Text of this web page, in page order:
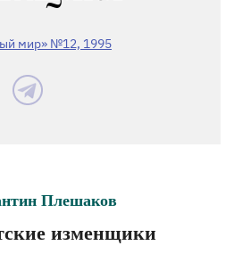
мир» №12, 1995
Плешаков
изменщики